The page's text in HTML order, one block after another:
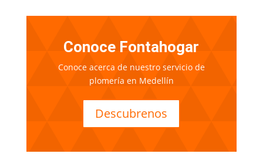
Conoce Fontahogar
Conoce acerca de nuestro servicio de
plomería en Medellín
Descubrenos